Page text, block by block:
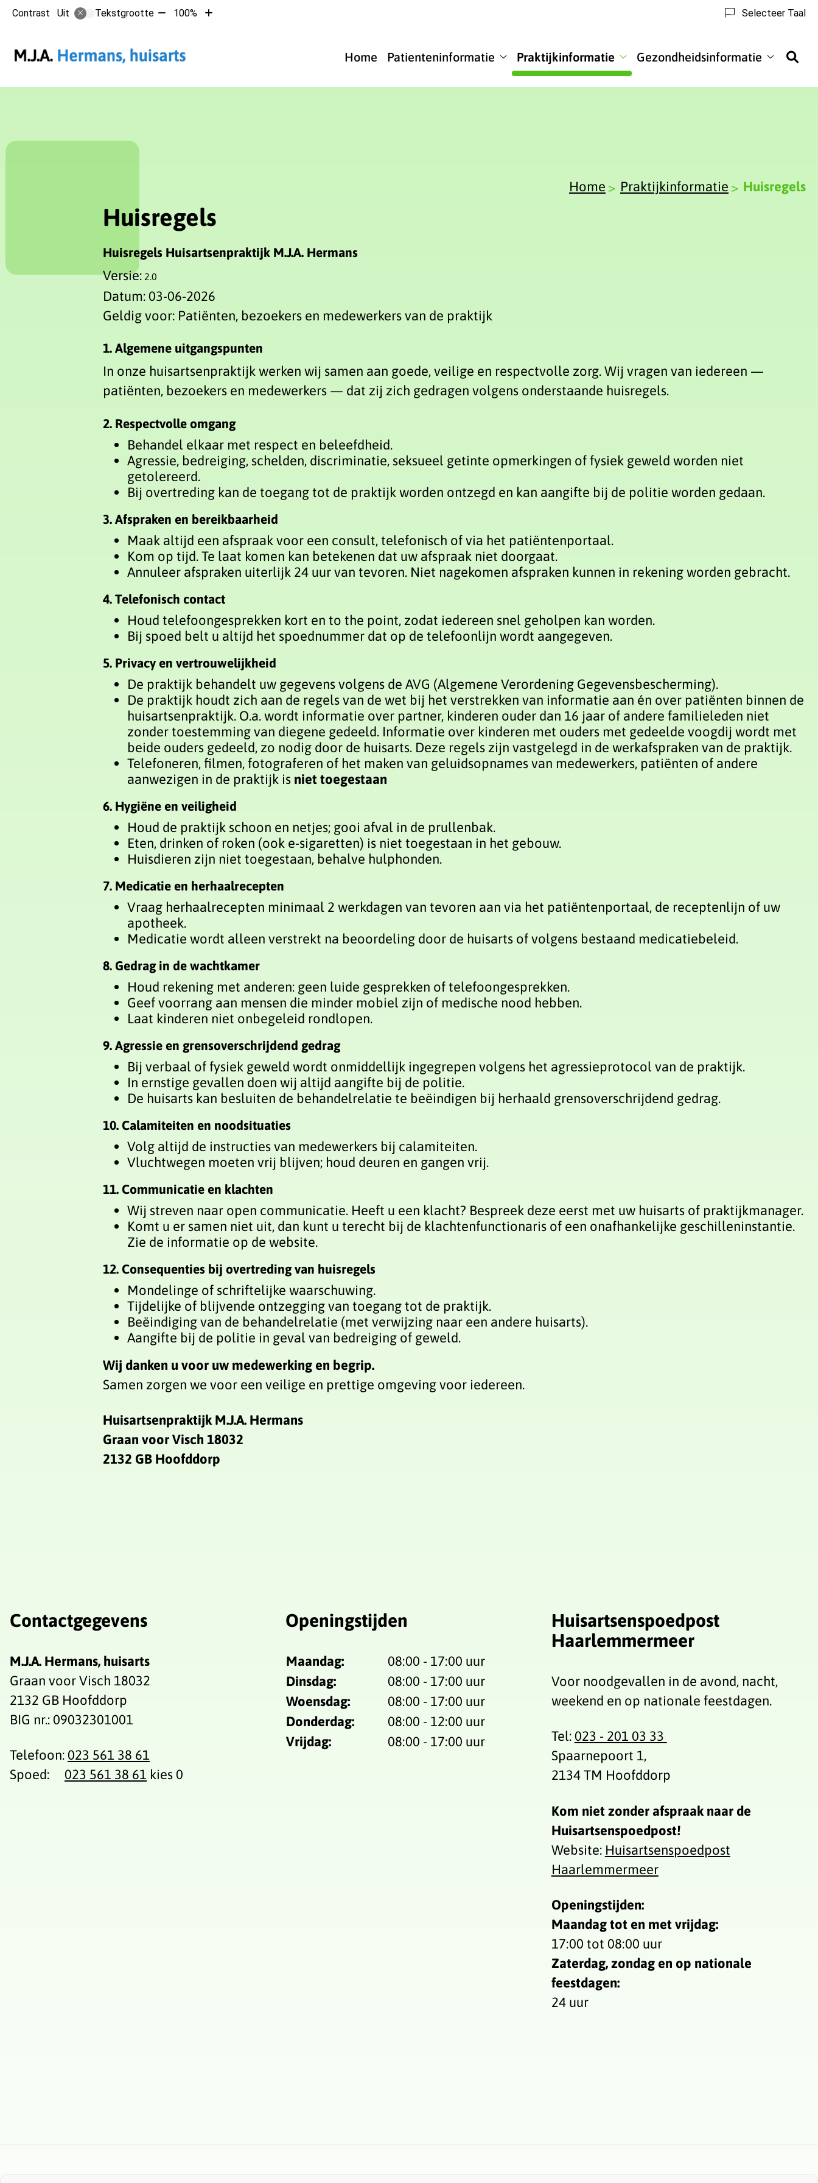
Contrast Uit Tekstgrootte Tekst
10%
100%
Tekst
Selecteer Taal
Home Patienteninformatie
Patienteninformatie
submenu
Praktijkinformatie
submenu
Gezondheidsinformatie
Home Praktijkinformatie Huisregels
Huisregels
Huisregels Huisartsenpraktijk M.J.A. Hermans
Versie: 2.0
Datum: 03-06-2026
Geldig voor: Patiënten, bezoekers en medewerkers van de praktijk
1. Algemene uitgangspunten
In onze huisartsenpraktijk werken wij samen aan goede, veilige en respectvolle zorg. Wij vragen van iedereen —
patiënten, bezoekers en medewerkers — dat zij zich gedragen volgens onderstaande huisregels.
2. Respectvolle omgang
Behandel elkaar met respect en beleefdheid.
Agressie, bedreiging, schelden, discriminatie, seksueel getinte opmerkingen of fysiek geweld worden niet
getolereerd.
Bij overtreding kan de toegang tot de praktijk worden ontzegd en kan aangifte bij de politie worden gedaan.
3. Afspraken en bereikbaarheid
Maak altijd een afspraak voor een consult, telefonisch of via het patiëntenportaal.
Kom op tijd. Te laat komen kan betekenen dat uw afspraak niet doorgaat.
Annuleer afspraken uiterlijk 24 uur van tevoren. Niet nagekomen afspraken kunnen in rekening worden gebracht.
4. Telefonisch contact
Houd telefoongesprekken kort en to the point, zodat iedereen snel geholpen kan worden.
Bij spoed belt u altijd het spoednummer dat op de telefoonlijn wordt aangegeven.
5. Privacy en vertrouwelijkheid
De praktijk behandelt uw gegevens volgens de AVG (Algemene Verordening Gegevensbescherming).
De praktijk houdt zich aan de regels van de wet bij het verstrekken van informatie aan én over patiënten binnen de
huisartsenpraktijk. O.a. wordt informatie over partner, kinderen ouder dan 16 jaar of andere familieleden niet
zonder toestemming van diegene gedeeld. Informatie over kinderen met ouders met gedeelde voogdij wordt met
beide ouders gedeeld, zo nodig door de huisarts. Deze regels zijn vastgelegd in de werkafspraken van de praktijk.
Telefoneren, filmen, fotograferen of het maken van geluidsopnames van medewerkers, patiënten of andere
aanwezigen in de praktijk is niet toegestaan
6. Hygiëne en veiligheid
Houd de praktijk schoon en netjes; gooi afval in de prullenbak.
Eten, drinken of roken (ook e-sigaretten) is niet toegestaan in het gebouw.
Huisdieren zijn niet toegestaan, behalve hulphonden.
7. Medicatie en herhaalrecepten
Vraag herhaalrecepten minimaal 2 werkdagen van tevoren aan via het patiëntenportaal, de receptenlijn of uw
apotheek.
Medicatie wordt alleen verstrekt na beoordeling door de huisarts of volgens bestaand medicatiebeleid.
8. Gedrag in de wachtkamer
Houd rekening met anderen: geen luide gesprekken of telefoongesprekken.
Geef voorrang aan mensen die minder mobiel zijn of medische nood hebben.
Laat kinderen niet onbegeleid rondlopen.
9. Agressie en grensoverschrijdend gedrag
Bij verbaal of fysiek geweld wordt onmiddellijk ingegrepen volgens het agressieprotocol van de praktijk.
In ernstige gevallen doen wij altijd aangifte bij de politie.
De huisarts kan besluiten de behandelrelatie te beëindigen bij herhaald grensoverschrijdend gedrag.
10. Calamiteiten en noodsituaties
Volg altijd de instructies van medewerkers bij calamiteiten.
Vluchtwegen moeten vrij blijven; houd deuren en gangen vrij.
11. Communicatie en klachten
Wij streven naar open communicatie. Heeft u een klacht? Bespreek deze eerst met uw huisarts of praktijkmanager.
Komt u er samen niet uit, dan kunt u terecht bij de klachtenfunctionaris of een onafhankelijke geschilleninstantie.
Zie de informatie op de website.
12. Consequenties bij overtreding van huisregels
Mondelinge of schriftelijke waarschuwing.
Tijdelijke of blijvende ontzegging van toegang tot de praktijk.
Beëindiging van de behandelrelatie (met verwijzing naar een andere huisarts).
Aangifte bij de politie in geval van bedreiging of geweld.
Wij danken u voor uw medewerking en begrip.
Samen zorgen we voor een veilige en prettige omgeving voor iedereen.
Huisartsenpraktijk M.J.A. Hermans
Graan voor Visch 18032
2132 GB Hoofddorp
Contactgegevens
M.J.A. Hermans, huisarts
Graan voor Visch 18032
2132 GB Hoofddorp
BIG nr.: 09032301001
Telefoon:023 561 38 61
Spoed: 023 561 38 61 kies 0
Openingstijden
Maandag:
08:00 - 17:00 uur
Dinsdag:
08:00 - 17:00 uur
Woensdag:
08:00 - 17:00 uur
Donderdag:
08:00 - 12:00 uur
Vrijdag:
08:00 - 17:00 uur
Huisartsenspoedpost
Haarlemmermeer
Voor noodgevallen in de avond, nacht,
weekend en op nationale feestdagen.
Tel:023 - 201 03 33
Spaarnepoort 1,
2134 TM Hoofddorp
Kom niet zonder afspraak naar de
Huisartsenspoedpost!
Website: Huisartsenspoedpost
Haarlemmermeer
Openingstijden:
Maandag tot en met vrijdag:
17:00 tot 08:00 uur
Zaterdag, zondag en op nationale
feestdagen:
24 uur